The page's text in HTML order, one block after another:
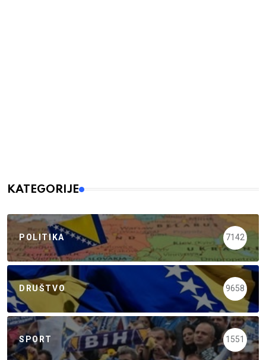
KATEGORIJE
POLITIKA 7142
DRUŠTVO 9658
SPORT 1551